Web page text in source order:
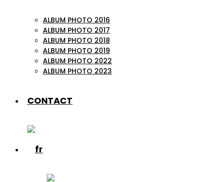
ALBUM PHOTO 2016
ALBUM PHOTO 2017
ALBUM PHOTO 2018
ALBUM PHOTO 2019
ALBUM PHOTO 2022
ALBUM PHOTO 2023
CONTACT